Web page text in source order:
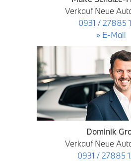
Verkauf Neue
0931 / 27885
» E-Mail
Dominik
Verkauf Neue
0931 / 27885